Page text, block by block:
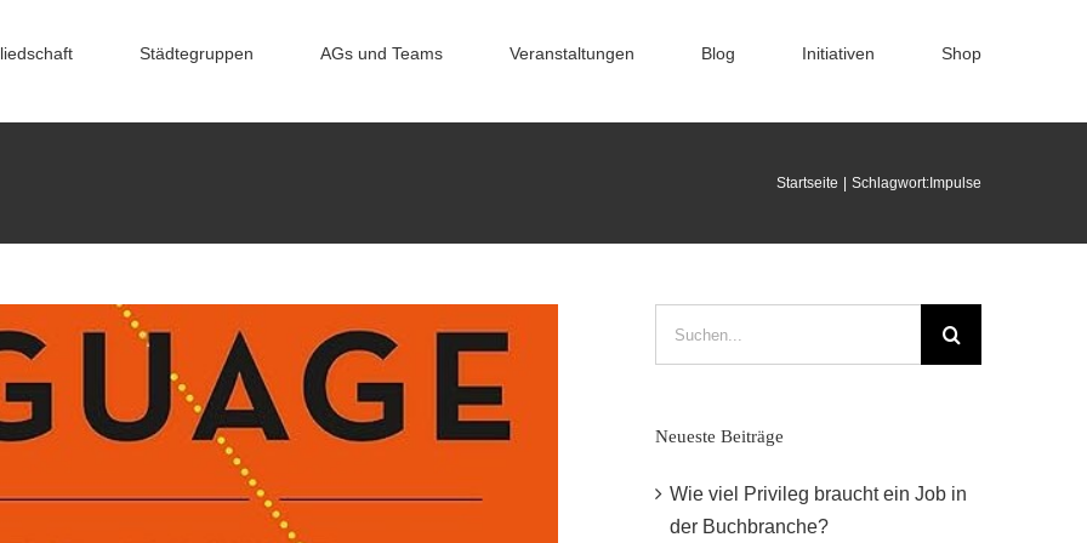
Städtegruppen AGs und Teams Veranstaltungen Blog Initiativen Shop
Startseite Schlagwort: Impulse
Neueste Beiträge
Wie viel Privileg braucht ein Job in
der Buchbranche?